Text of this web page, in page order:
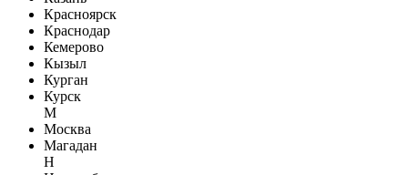
Красноярск
Краснодар
Кемерово
Кызыл
Курган
Курск
М
Москва
Магадан
Н